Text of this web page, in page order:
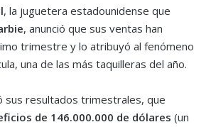
, la juguetera estadounidense que
, anunció que sus ventas han
trimestre y lo atribuyó al fenómeno
una de las más taquilleras del año.
sus resultados trimestrales, que
de 146.000.000 de dólares (un